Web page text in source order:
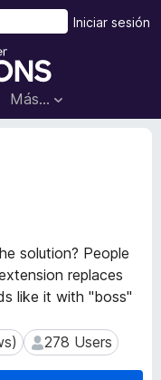
Más...
Iniciar sesión
solution? People
replaces
like it with "boss"
278 Users
278 Users